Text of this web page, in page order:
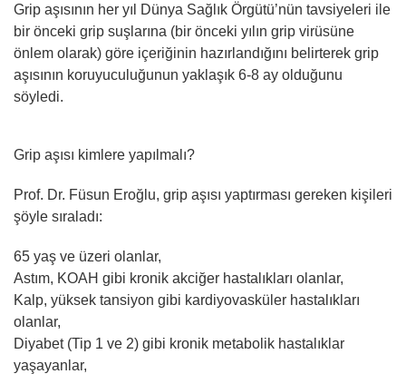
Grip aşısının her yıl Dünya Sağlık Örgütü’nün tavsiyeleri ile
bir önceki grip suşlarına (bir önceki yılın grip virüsüne
önlem olarak) göre içeriğinin hazırlandığını belirterek grip
aşısının koruyuculuğunun yaklaşık 6-8 ay olduğunu
söyledi.
Grip aşısı kimlere yapılmalı?
Prof. Dr. Füsun Eroğlu, grip aşısı yaptırması gereken kişileri
şöyle sıraladı:
65 yaş ve üzeri olanlar,
Astım, KOAH gibi kronik akciğer hastalıkları olanlar,
Kalp, yüksek tansiyon gibi kardiyovasküler hastalıkları
olanlar,
Diyabet (Tip 1 ve 2) gibi kronik metabolik hastalıklar
yaşayanlar,